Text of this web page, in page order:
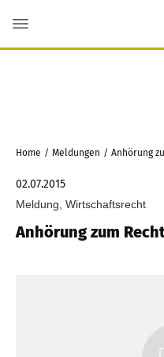
Home / Meldungen /
02.07.2015
Meldung, Wirtschaftsrecht
Anhörung zum